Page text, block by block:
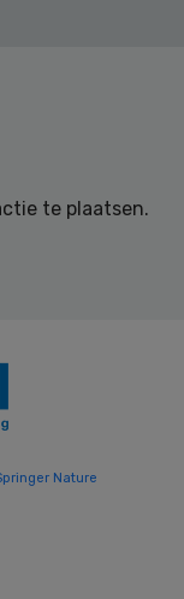
te plaatsen.
Nature